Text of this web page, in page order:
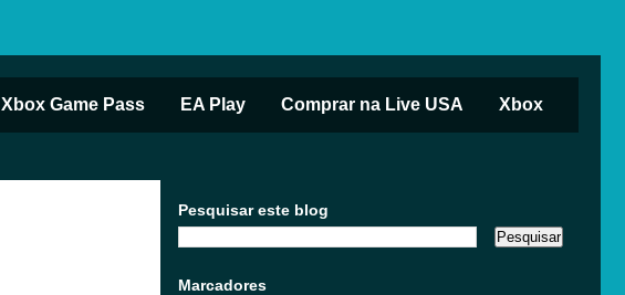
Xbox Game Pass EA Play Comprar na Live USA Xbox
Pesquisar este blog
Marcadores